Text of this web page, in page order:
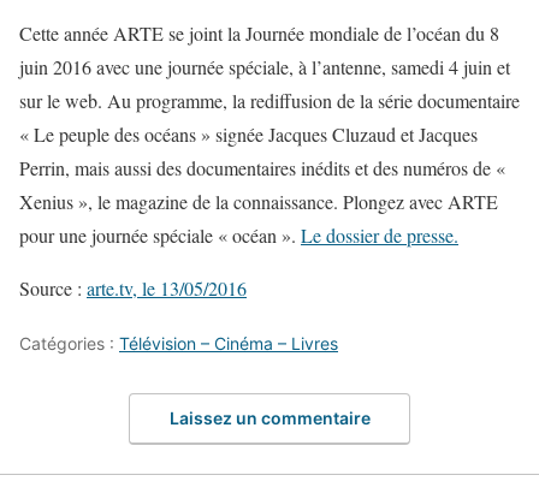
Cette année ARTE se joint la Journée mondiale de l’océan du 8
juin 2016 avec une journée spéciale, à l’antenne, samedi 4 juin et
sur le web. Au programme, la rediffusion de la série documentaire
« Le peuple des océans » signée Jacques Cluzaud et Jacques
Perrin, mais aussi des documentaires inédits et des numéros de «
Xenius », le magazine de la connaissance. Plongez avec ARTE
pour une journée spéciale « océan ». Le dossier de presse.
Source : arte.tv, le 13/05/2016
Catégories : Télévision – Cinéma – Livres
Laissez un commentaire